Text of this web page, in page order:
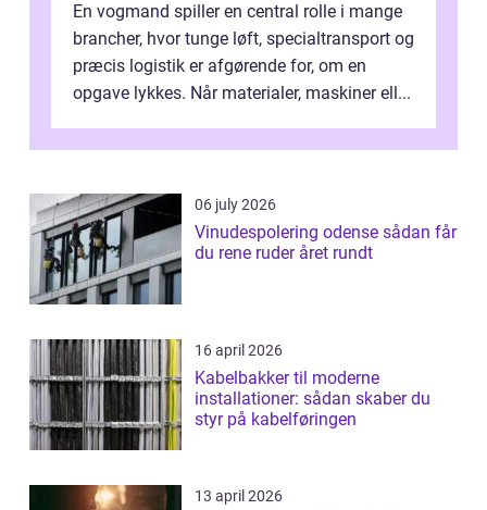
En vogmand spiller en central rolle i mange
brancher, hvor tunge løft, specialtransport og
præcis logistik er afgørende for, om en
opgave lykkes. Når materialer, maskiner ell...
06 july 2026
Vinudespolering odense sådan får
du rene ruder året rundt
16 april 2026
Kabelbakker til moderne
installationer: sådan skaber du
styr på kabelføringen
13 april 2026